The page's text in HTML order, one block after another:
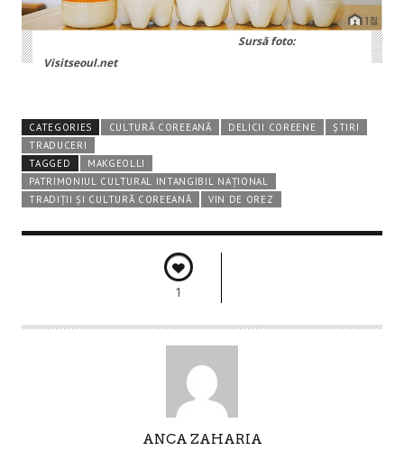
Sursă foto:
Visitseoul.net
CATEGORIES CULTURĂ COREEANĂ DELICII COREENE
ȘTIRI
TRADUCERI
TAGGED
MAKGEOLLI
PATRIMONIUL CULTURAL INTANGIBIL NAȚIONAL
TRADIȚII ȘI CULTURĂ COREEANĂ
VIN DE OREZ
1
ANCA ZAHARIA